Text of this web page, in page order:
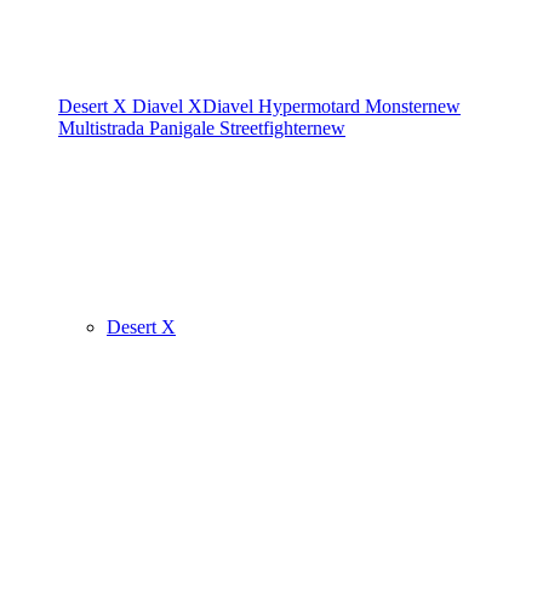
Desert X Diavel XDiavel Hypermotard Monsternew
Multistrada Panigale Streetfighternew
Desert X